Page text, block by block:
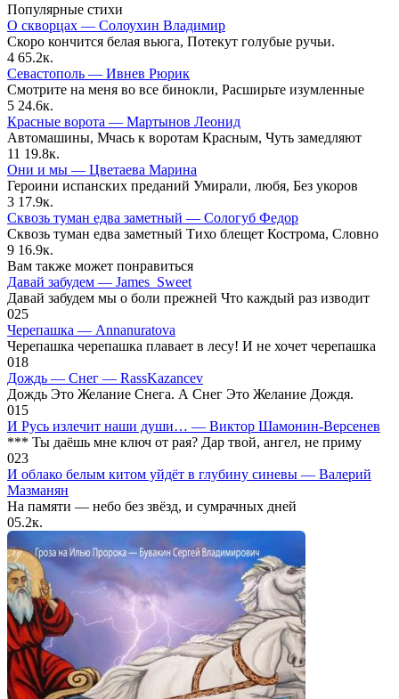
Популярные стихи
О скворцах — Солоухин Владимир
Скоро кончится белая вьюга, Потекут голубые ручьи.
4 65.2к.
Севастополь — Ивнев Рюрик
Смотрите на меня во все бинокли, Расширьте изумленные
5 24.6к.
Красные ворота — Мартынов Леонид
Автомашины, Мчась к воротам Красным, Чуть замедляют
11 19.8к.
Они и мы — Цветаева Марина
Героини испанских преданий Умирали, любя, Без укоров
3 17.9к.
Сквозь туман едва заметный — Сологуб Федор
Сквозь туман едва заметный Тихо блещет Кострома, Словно
9 16.9к.
Вам также может понравиться
Давай забудем — James_Sweet
Давай забудем мы о боли прежней Что каждый раз изводит
025
Черепашка — Annanuratova
Черепашка черепашка плавает в лесу! И не хочет черепашка
018
Дождь — Снег — RassKazancev
Дождь Это Желание Снега. А Снег Это Желание Дождя.
015
И Русь излечит наши души… — Виктор Шамонин-Версенев
*** Ты даёшь мне ключ от рая? Дар твой, ангел, не приму
023
И облако белым китом уйдёт в глубину синевы — Валерий
Мазманян
На памяти — небо без звёзд, и сумрачных дней
05.2к.